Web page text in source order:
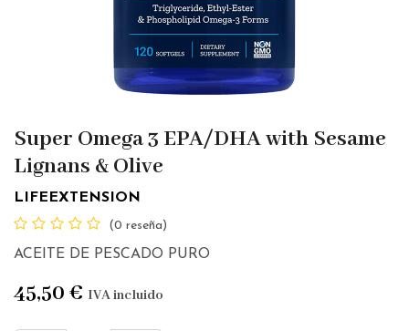
Super Omega 3 EPA/DHA with Sesame
Lignans & Olive
LIFEEXTENSION
(0 reseña)
ACEITE DE PESCADO PURO
45,50 € IVA incluido